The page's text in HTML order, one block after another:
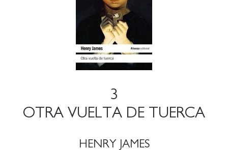
3
OTRA VUELTA DE TUERCA
HENRY JAMES